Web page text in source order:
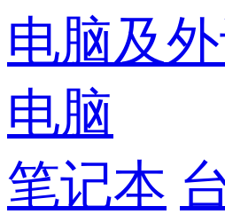
电脑及
电脑
笔记本